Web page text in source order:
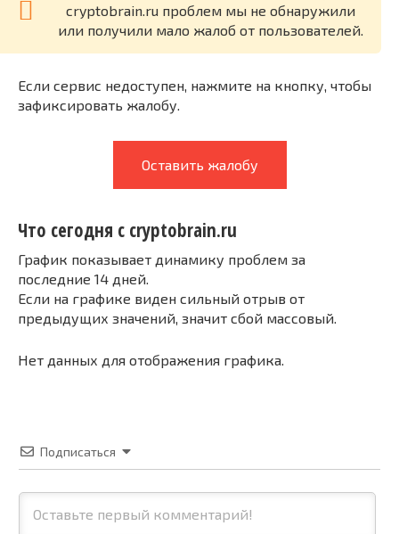
cryptobrain.ru проблем мы не обнаружили
или получили мало жалоб от пользователей.
Если сервис недоступен, нажмите на кнопку, чтобы
зафиксировать жалобу.
Оставить жалобу
Что сегодня с cryptobrain.ru
График показывает динамику проблем за
последние 14 дней.
Если на графике виден сильный отрыв от
предыдущих значений, значит сбой массовый.
Нет данных для отображения графика.
Подписаться